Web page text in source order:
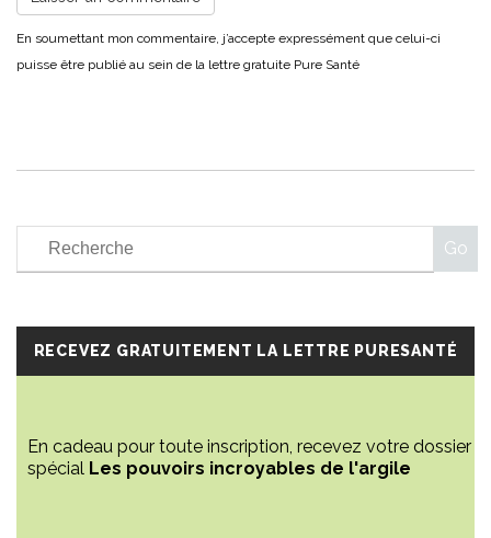
RECEVEZ GRATUITEMENT LA LETTRE PURESANTÉ
En cadeau pour toute inscription, recevez votre dossier
spécial Les pouvoirs incroyables de l'argile